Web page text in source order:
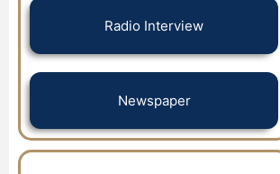
Radio Interview
Newspaper